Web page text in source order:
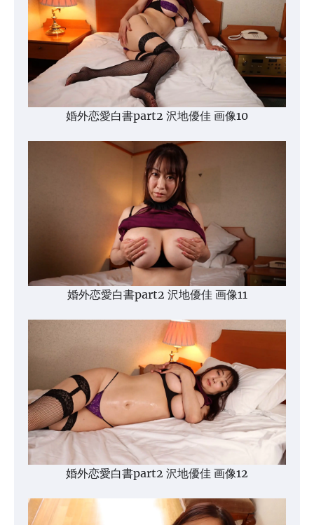
婚外恋愛白書part2 沢地優佳 画像10
婚外恋愛白書part2 沢地優佳 画像11
婚外恋愛白書part2 沢地優佳 画像12